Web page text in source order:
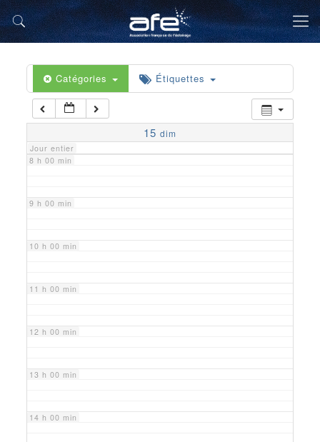
Catégories Étiquettes
15 dim
Jour entier
5 h 00 min
6 h 00 min
7 h 00 min
8 h 00 min
9 h 00 min
10 h 00 min
11 h 00 min
12 h 00 min
13 h 00 min
14 h 00 min